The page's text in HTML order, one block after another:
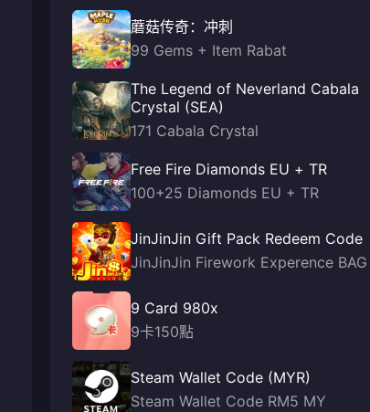
蘑菇传奇：冲刺
99 Gems + Item Rabat
The Legend of Neverland Cabala
Crystal (SEA)
171 Cabala Crystal
Free Fire Diamonds EU + TR
100+25 Diamonds EU + TR
JinJinJin Gift Pack Redeem Code
JinJinJin Firework Experence BAG
9 Card 980x
9卡150點
Steam Wallet Code (MYR)
Steam Wallet Code RM5 MY